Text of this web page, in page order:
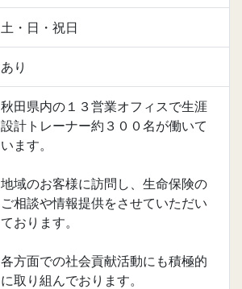
土・日・祝日
あり
秋田県内の１３営業オフィスで生涯
設計トレーナー約３００名が働いて
います。
地域のお客様に訪問し、生命保険の
ご相談や情報提供をさせていただい
ております。
各方面での社会貢献活動にも積極的
に取り組んでおります。